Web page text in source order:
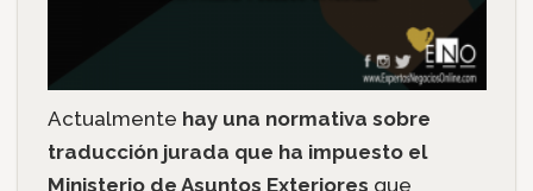
Actualmente hay una normativa sobre
traducción jurada que ha impuesto el
Ministerio de Asuntos Exteriores que